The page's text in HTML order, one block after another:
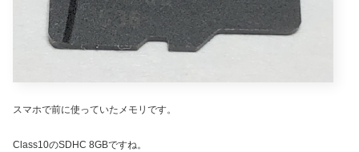
スマホで前に使っていたメモリです。
Class10のSDHC 8GBですね。